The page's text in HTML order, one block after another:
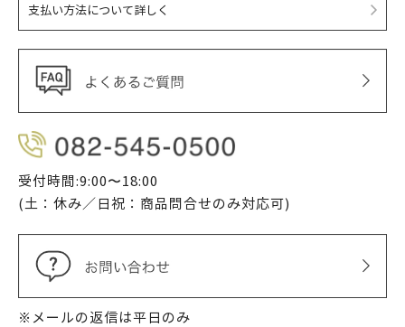
支払い方法について詳しく
受付時間:9:00〜18:00
(土：休み／日祝：商品問合せのみ対応可)
※メールの返信は平日のみ